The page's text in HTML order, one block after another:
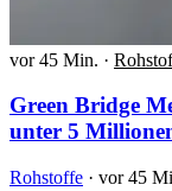
vor 45 Min. ·
Green Bridge
unter 5
Rohstoffe · vor 45